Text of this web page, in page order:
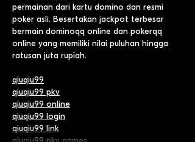
permainan dari kartu domino dan resmi
poker asli. Besertakan jackpot terbesar
bermain dominoqq online dan pokerqq
online yang memiliki nilai puluhan hingga
ratusan juta rupiah.
qiuqiu99
qiuqiu99 pkv
qiuqiu99 online
qiuqiu99 login
qiuqiu99 link